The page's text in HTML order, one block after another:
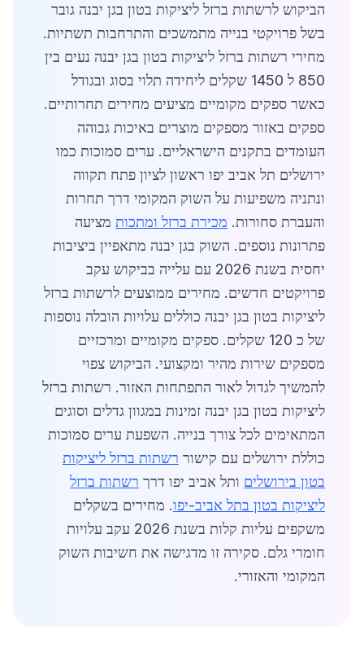
הביקוש לרשתות ברזל ליציקות בטון בגן יבנה גובר
בשל פרויקטי בנייה מתמשכים והתרחבות תשתיות.
מחירי רשתות ברזל ליציקות בטון בגן יבנה נעים בין
850 ל 1450 שקלים ליחידה תלוי בסוג ובגודל
כאשר ספקים מקומיים מציעים מחירים תחרותיים.
ספקים באזור מספקים מוצרים באיכות גבוהה
העומדים בתקנים הישראליים. ערים סמוכות כמו
ירושלים תל אביב יפו ראשון לציון פתח תקווה
ונתניה משפיעות על השוק המקומי דרך תחרות
והעברת סחורות. מכירת ברזל ומתכות מציעה
פתרונות נוספים. השוק בגן יבנה מתאפיין ביציבות
יחסית בשנת 2026 עם עלייה בביקוש עקב
פרויקטים חדשים. מחירים ממוצעים לרשתות ברזל
ליציקות בטון בגן יבנה כוללים עלויות הובלה נוספות
של כ 120 שקלים. ספקים מקומיים ומרכזיים
מספקים שירות מהיר ומקצועי. הביקוש צפוי
להמשיך לגדול לאור התפתחות האזור. רשתות ברזל
ליציקות בטון בגן יבנה זמינות במגוון גדלים וסוגים
המתאימים לכל צורך בנייה. השפעת ערים סמוכות
כוללת ירושלים עם קישור רשתות ברזל ליציקות
בטון בירושלים ותל אביב יפו דרך רשתות ברזל
ליציקות בטון בתל אביב-יפו. מחירים בשקלים
משקפים עליות קלות בשנת 2026 עקב עלויות
חומרי גלם. סקירה זו מדגישה את חשיבות השוק
המקומי והאזורי.